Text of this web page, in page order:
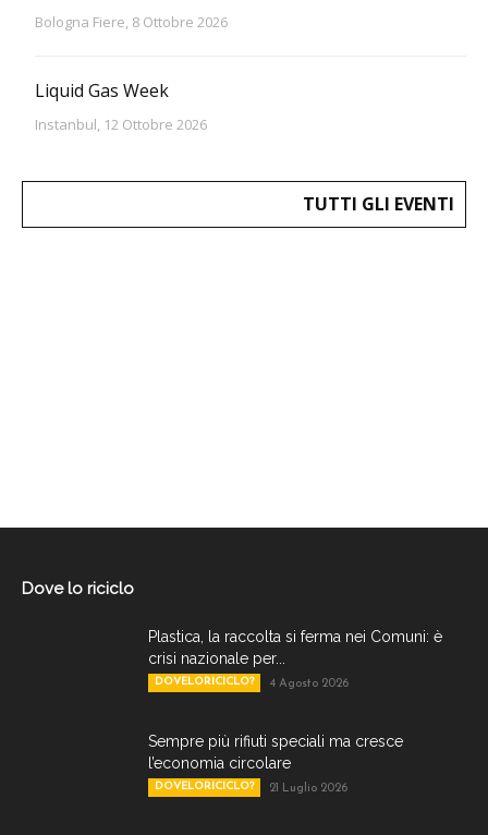
Bologna Fiere, 8 Ottobre 2026
Liquid Gas Week
Instanbul, 12 Ottobre 2026
TUTTI GLI EVENTI
Dove lo riciclo
Plastica, la raccolta si ferma nei Comuni: è
crisi nazionale per...
DOVELORICICLO? 4 Agosto 2026
Sempre più rifiuti speciali ma cresce
l’economia circolare
DOVELORICICLO? 21 Luglio 2026